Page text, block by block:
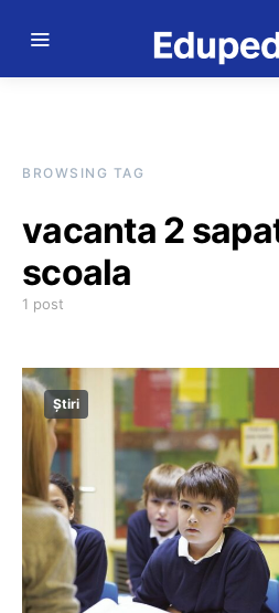
BROWSING TAG
vacanta 2
scoala
1 post
Știri